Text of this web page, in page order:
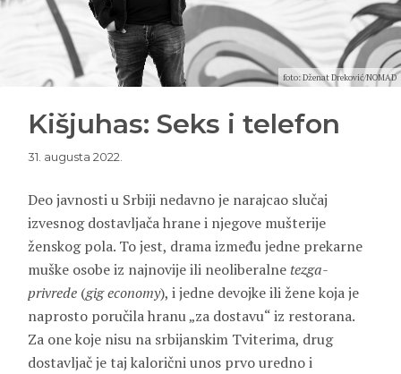
foto: Dženat Dreković/NOMAD
Kišjuhas: Seks i telefon
31. augusta 2022.
Deo javnosti u Srbiji nedavno je narajcao slučaj
izvesnog dostavljača hrane i njegove mušterije
ženskog pola. To jest, drama između jedne prekarne
muške osobe iz najnovije ili neoliberalne tezga-
privrede (gig economy), i jedne devojke ili žene koja je
naprosto poručila hranu „za dostavu“ iz restorana.
Za one koje nisu na srbijanskim Tviterima, drug
dostavljač je taj kalorični unos prvo uredno i